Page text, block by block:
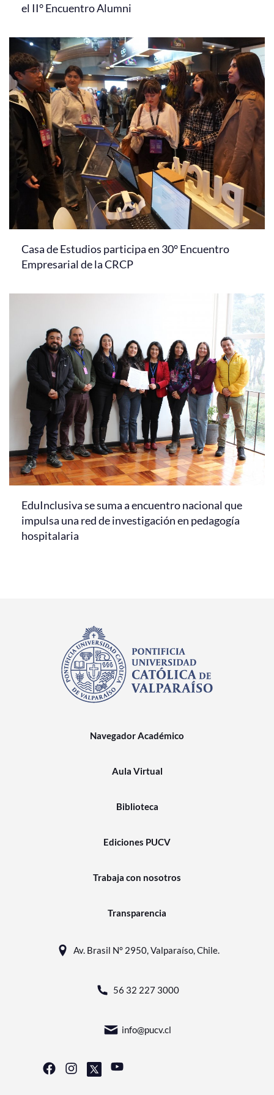
el II° Encuentro Alumni
Casa de Estudios participa en 30° Encuentro
Empresarial de la CRCP
EduInclusiva se suma a encuentro nacional que
impulsa una red de investigación en pedagogía
hospitalaria
Navegador Académico
Aula Virtual
Biblioteca
Ediciones PUCV
Trabaja con nosotros
Transparencia
Av. Brasil N° 2950, Valparaíso, Chile.
56 32 227 3000
info@pucv.cl